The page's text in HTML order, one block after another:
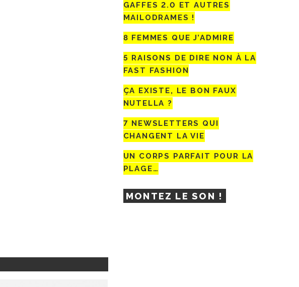
GAFFES 2.0 ET AUTRES
MAILODRAMES !
8 FEMMES QUE J’ADMIRE
5 RAISONS DE DIRE NON À LA
FAST FASHION
ÇA EXISTE, LE BON FAUX
NUTELLA ?
7 NEWSLETTERS QUI
CHANGENT LA VIE
UN CORPS PARFAIT POUR LA
PLAGE…
MONTEZ LE SON !